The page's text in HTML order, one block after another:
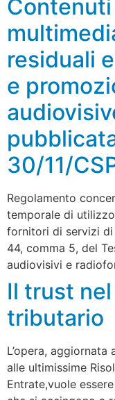
residuali
e
30/11/
Regolamento
temporale di
fornitori di servizi di
44, comma 5, del
audiovisivi e
Il trust
tributario
L’opera,
alle ultimissime
Entrate,vuole